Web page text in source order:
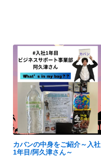
カバンの中身をご紹介～入社
1年目/阿久津さん～